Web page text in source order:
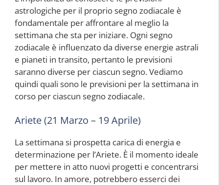
astrologiche per il proprio segno zodiacale è
fondamentale per affrontare al meglio la
settimana che sta per iniziare. Ogni segno
zodiacale è influenzato da diverse energie astrali
e pianeti in transito, pertanto le previsioni
saranno diverse per ciascun segno. Vediamo
quindi quali sono le previsioni per la settimana in
corso per ciascun segno zodiacale.
Ariete (21 Marzo – 19 Aprile)
La settimana si prospetta carica di energia e
determinazione per l’Ariete. È il momento ideale
per mettere in atto nuovi progetti e concentrarsi
sul lavoro. In amore, potrebbero esserci dei